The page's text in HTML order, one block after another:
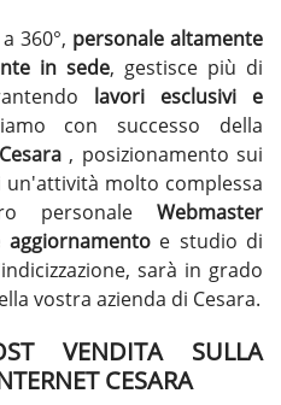
360°, personale altamente
in sede, gestisce più di
lavori esclusivi e
con successo della
, posizionamento sui
molto complessa
personale Webmaster
e studio di
sarà in grado
vostra azienda di Cesara.
VENDITA SULLA
CESARA